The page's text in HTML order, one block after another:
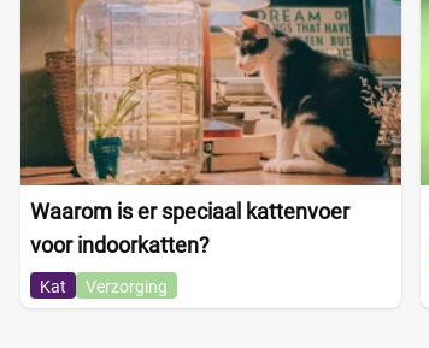
Waarom is er speciaal kattenvoer
voor indoorkatten?
Kat Verzorging